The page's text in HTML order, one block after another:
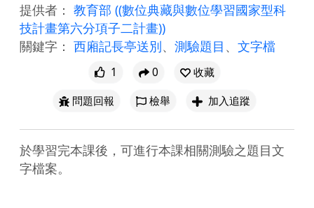
提供者： 教育部 ((數位典藏與數位學習國家型科
技計畫第六分項子二計畫))
關鍵字： 西廂記長亭送別、 測驗題目 、 文字檔
1 0
收藏
問題回報
檢舉 加入追蹤
於學習完本課後，可進行本課相關測驗之題目文
字檔案。